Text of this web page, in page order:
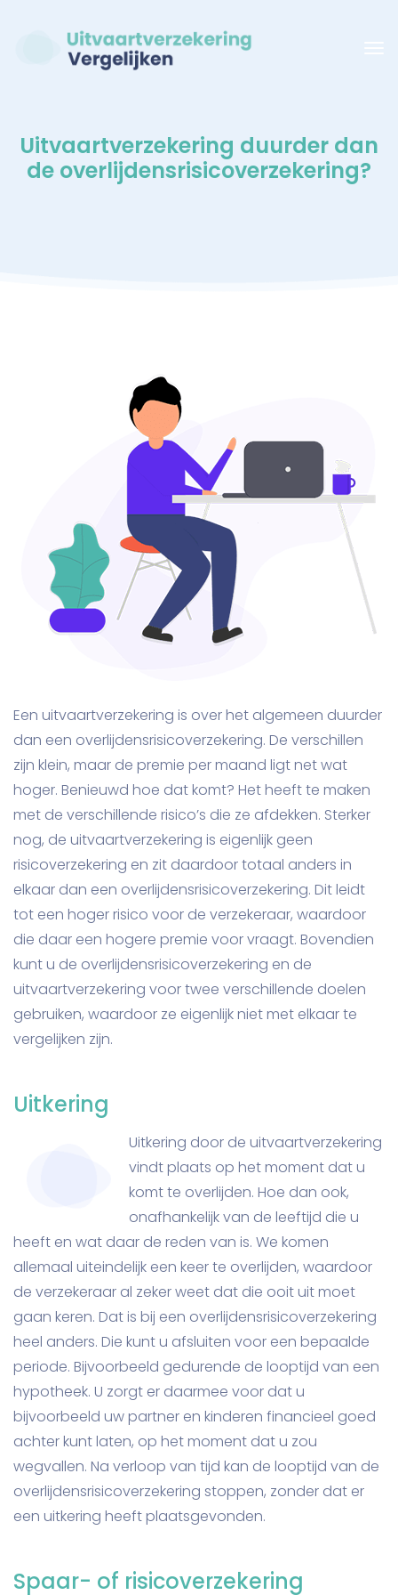
Uitvaartverzekering duurder dan
de overlijdensrisicoverzekering?
Een uitvaartverzekering is over het algemeen duurder
dan een overlijdensrisicoverzekering. De verschillen
zijn klein, maar de premie per maand ligt net wat
hoger. Benieuwd hoe dat komt? Het heeft te maken
met de verschillende risico’s die ze afdekken. Sterker
nog, de uitvaartverzekering is eigenlijk geen
risicoverzekering en zit daardoor totaal anders in
elkaar dan een overlijdensrisicoverzekering. Dit leidt
tot een hoger risico voor de verzekeraar, waardoor
die daar een hogere premie voor vraagt. Bovendien
kunt u de overlijdensrisicoverzekering en de
uitvaartverzekering voor twee verschillende doelen
gebruiken, waardoor ze eigenlijk niet met elkaar te
vergelijken zijn.
Uitkering
Uitkering door de uitvaartverzekering
vindt plaats op het moment dat u
komt te overlijden. Hoe dan ook,
onafhankelijk van de leeftijd die u
heeft en wat daar de reden van is. We komen
allemaal uiteindelijk een keer te overlijden, waardoor
de verzekeraar al zeker weet dat die ooit uit moet
gaan keren. Dat is bij een overlijdensrisicoverzekering
heel anders. Die kunt u afsluiten voor een bepaalde
periode. Bijvoorbeeld gedurende de looptijd van een
hypotheek. U zorgt er daarmee voor dat u
bijvoorbeeld uw partner en kinderen financieel goed
achter kunt laten, op het moment dat u zou
wegvallen. Na verloop van tijd kan de looptijd van de
overlijdensrisicoverzekering stoppen, zonder dat er
een uitkering heeft plaatsgevonden.
Spaar- of risicoverzekering